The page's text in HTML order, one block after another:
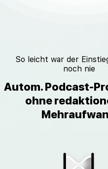
So leicht war der
noch nie
Autom. Podcast-
ohne